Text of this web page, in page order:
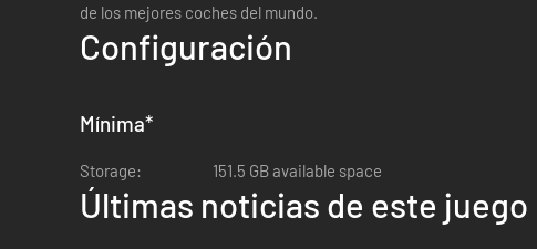
de los mejores coches del mundo.
Configuración
Mínima*
Storage: 151.5 GB available space
Últimas noticias de este juego